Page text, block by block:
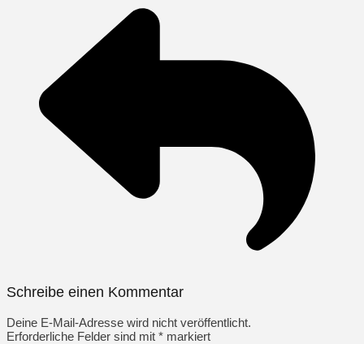
Schreibe einen Kommentar
Deine E-Mail-Adresse wird nicht veröffentlicht.
Erforderliche Felder sind mit * markiert